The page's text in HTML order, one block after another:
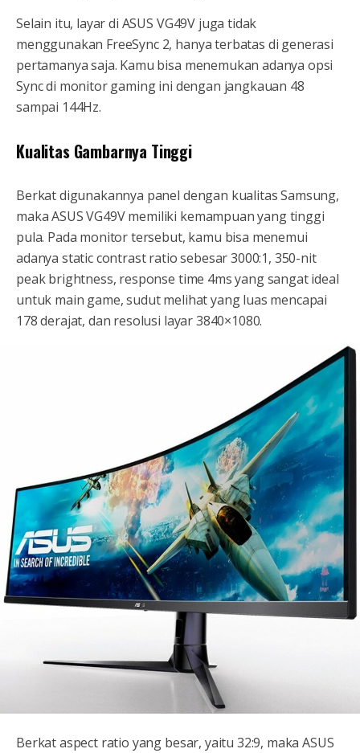
Selain itu, layar di ASUS VG49V juga tidak
menggunakan FreeSync 2, hanya terbatas di generasi
pertamanya saja. Kamu bisa menemukan adanya opsi
Sync di monitor gaming ini dengan jangkauan 48
sampai 144Hz.
Kualitas Gambarnya Tinggi
Berkat digunakannya panel dengan kualitas Samsung,
maka ASUS VG49V memiliki kemampuan yang tinggi
pula. Pada monitor tersebut, kamu bisa menemui
adanya static contrast ratio sebesar 3000:1, 350-nit
peak brightness, response time 4ms yang sangat ideal
untuk main game, sudut melihat yang luas mencapai
178 derajat, dan resolusi layar 3840×1080.
Berkat aspect ratio yang besar, yaitu 32:9, maka ASUS